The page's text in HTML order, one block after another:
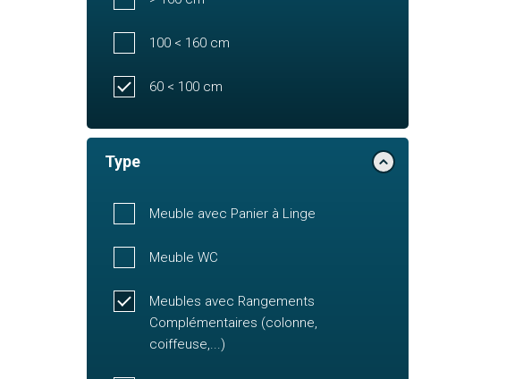
100 < 160 cm
60 < 100 cm
Type
Meuble avec Panier à Linge
Meuble WC
Meubles avec Rangements
Complémentaires (colonne,
coiffeuse,...)